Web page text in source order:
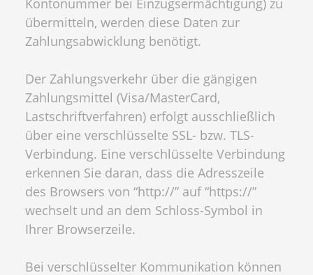
Kontonummer bei Einzugsermächtigung) zu
übermitteln, werden diese Daten zur
Zahlungsabwicklung benötigt.
Der Zahlungsverkehr über die gängigen
Zahlungsmittel (Visa/MasterCard,
Lastschriftverfahren) erfolgt ausschließlich
über eine verschlüsselte SSL- bzw. TLS-
Verbindung. Eine verschlüsselte Verbindung
erkennen Sie daran, dass die Adresszeile
des Browsers von “http://” auf “https://”
wechselt und an dem Schloss-Symbol in
Ihrer Browserzeile.
Bei verschlüsselter Kommunikation können